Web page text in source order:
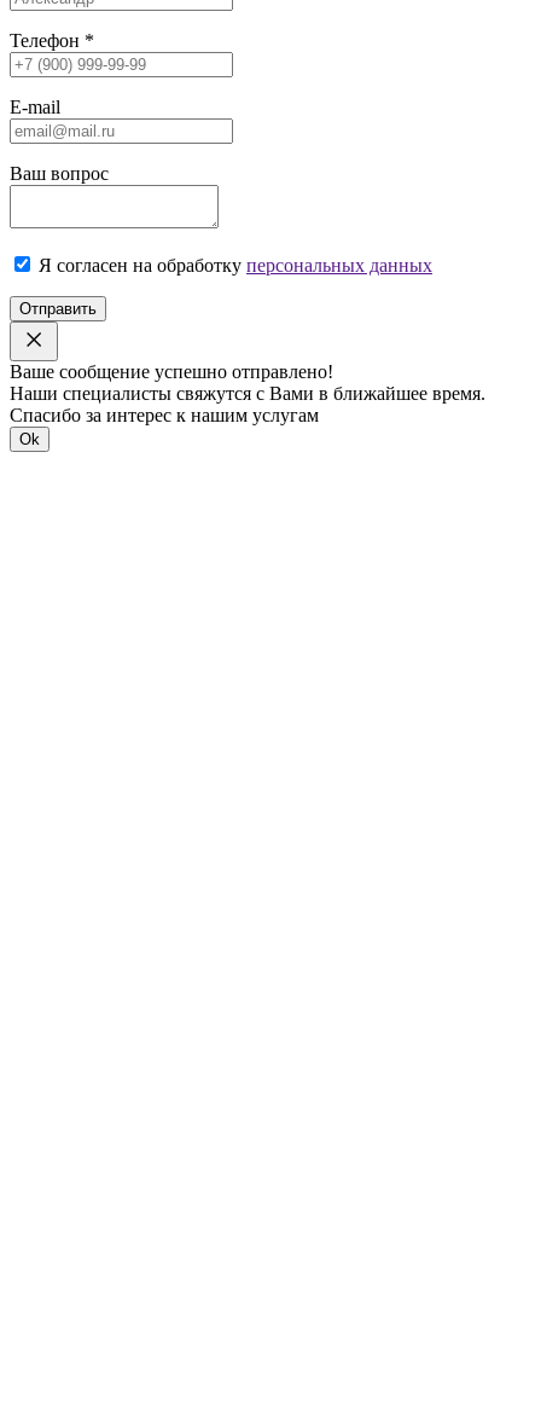
Телефон *
E-mail
Ваш вопрос
Я согласен на обработку персональных данных
Отправить
Ваше сообщение успешно отправлено!
Наши специалисты свяжутся с Вами в ближайшее время.
Спасибо за интерес к нашим услугам
Ok